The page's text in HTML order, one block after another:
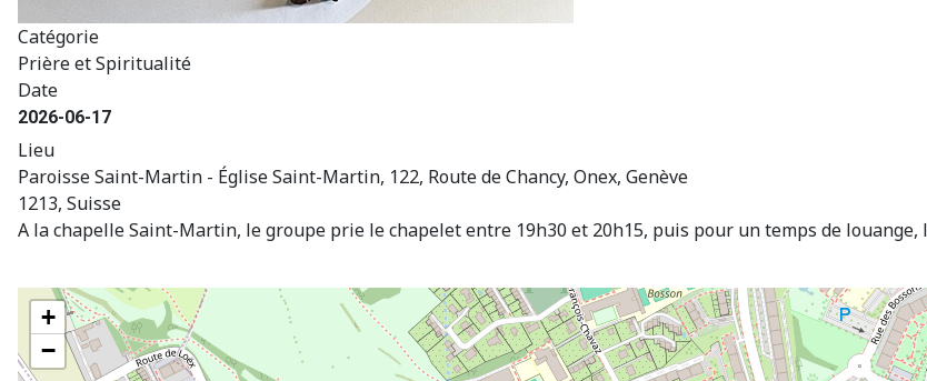
Catégorie
Prière et Spiritualité
Date
2026-06-17
Lieu
Paroisse Saint-Martin - Église Saint-Martin, 122, Route de Chancy, Onex, Genève
1213, Suisse
A la chapelle Saint-Martin, le groupe prie le chapelet entre 19h30 et 20h15, puis pour un temps de
+
−